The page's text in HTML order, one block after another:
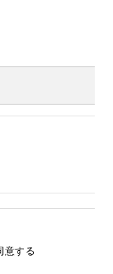
意する